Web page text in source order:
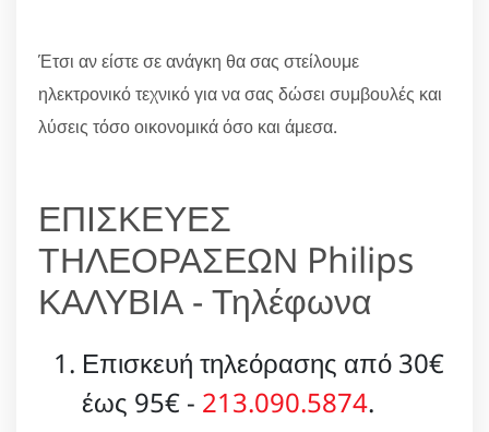
Έτσι αν είστε σε ανάγκη θα σας στείλουμε
ηλεκτρονικό τεχνικό για να σας δώσει συμβουλές και
λύσεις τόσο οικονομικά όσο και άμεσα.
ΕΠΙΣΚΕΥΕΣ
ΤΗΛΕΟΡΑΣΕΩΝ Philips
ΚΑΛΥΒΙΑ - Τηλέφωνα
Επισκευή τηλεόρασης από 30€
έως 95€ - 213.090.5874.